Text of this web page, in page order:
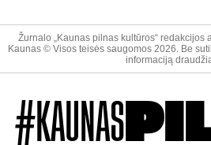
Žurnalo „Kaunas pilnas kultūros“ redakcijos
Kaunas © Visos teisės saugomos 2026. Be
informaciją
#KAUNAS